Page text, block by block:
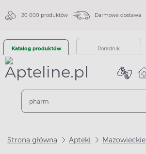
20 000 produktów Darmowa dostawa
Katalog produktów Poradnik
Strona główna Apteki Mazowieckie